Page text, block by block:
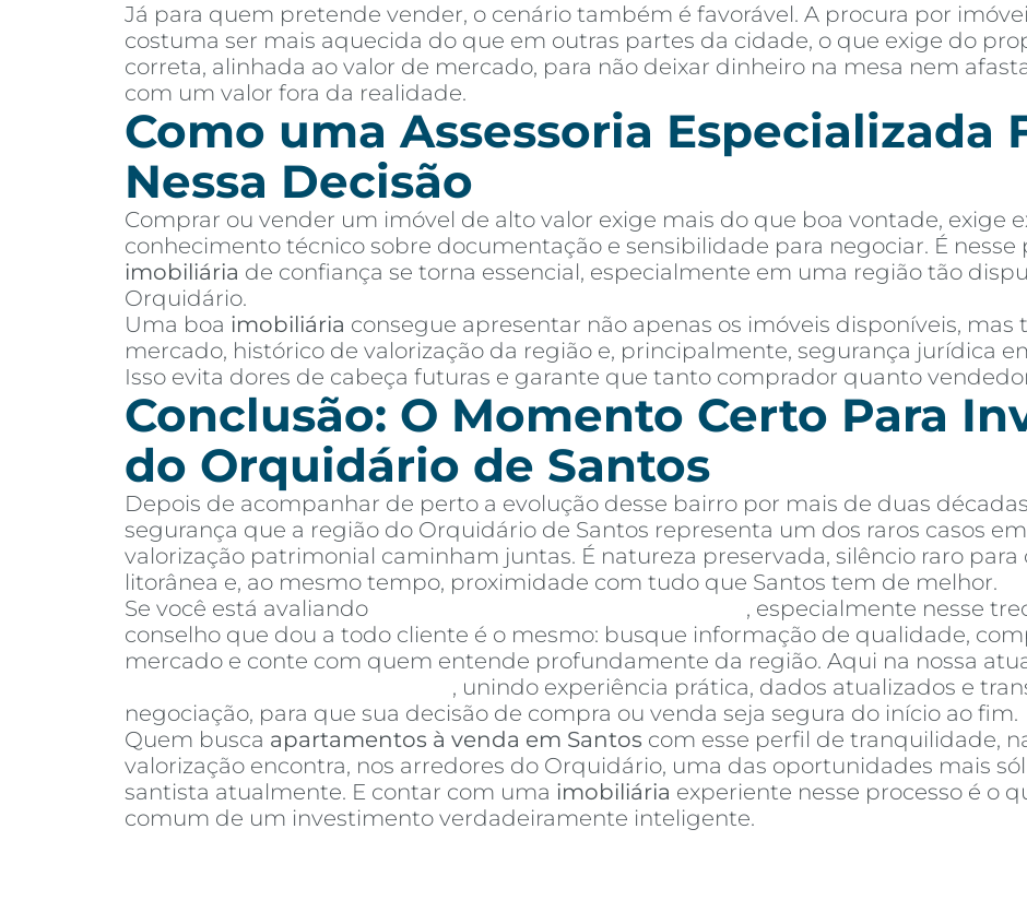
Já para quem pretende vender, o cenário também é favorável. A procura por
costuma ser mais aquecida do que em outras partes da cidade, o que exige do
correta, alinhada ao valor de mercado, para não deixar dinheiro na mesa nem
com um valor fora da realidade.
Como uma Assessoria Especializada
Nessa Decisão
Comprar ou vender um imóvel de alto valor exige mais do que boa vontade, exige
conhecimento técnico sobre documentação e sensibilidade para negociar. É
imobiliária de confiança se torna essencial, especialmente em uma região tão
Orquidário.
Uma boa imobiliária consegue apresentar não apenas os imóveis disponíveis,
mercado, histórico de valorização da região e, principalmente, segurança jurídica
Isso evita dores de cabeça futuras e garante que tanto comprador quanto
Conclusão: O Momento Certo Para
do Orquidário de Santos
Depois de acompanhar de perto a evolução desse bairro por mais de duas
segurança que a região do Orquidário de Santos representa um dos raros casos
valorização patrimonial caminham juntas. É natureza preservada, silêncio raro
litorânea e, ao mesmo tempo, proximidade com tudo que Santos tem de melhor.
Se você está avaliando
, especialmente nesse
conselho que dou a todo cliente é o mesmo: busque informação de qualidade,
mercado e conte com quem entende profundamente da região. Aqui na nossa
, unindo experiência prática, dados atualizados e
negociação, para que sua decisão de compra ou venda seja segura do início ao fim.
Quem busca apartamentos à venda em Santos com esse perfil de tranquilidade,
valorização encontra, nos arredores do Orquidário, uma das oportunidades mais
santista atualmente. E contar com uma imobiliária experiente nesse processo é o
comum de um investimento verdadeiramente inteligente.